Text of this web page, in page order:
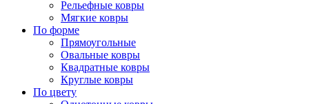
Рельефные ковры
Мягкие ковры
По форме
Прямоугольные
Овальные ковры
Квадратные ковры
Круглые ковры
По цвету